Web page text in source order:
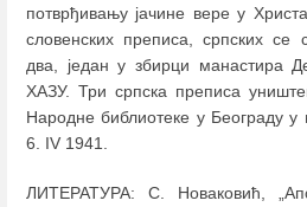
потврђивању јачине вере у
словенских преписа, српских
два, један у збирци манастира
ХАЗУ. Три српска преписа
Народне библиотеке у Београду
6. IV 1941.
ЛИТЕРАТУРА: С. Новаковић,